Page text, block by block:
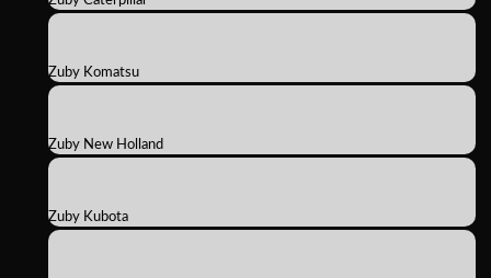
Zuby Komatsu
Zuby New Holland
Zuby Kubota